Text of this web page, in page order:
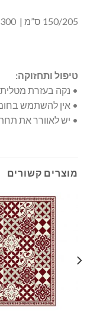
150/205 ס”מ | 150/300 ס”מ | 160/240 ס”מ
טיפול ותחזוקה:
• נקה בעזרת
• אין להשתמש
• יש לאוורר את
מוצרים קשורים